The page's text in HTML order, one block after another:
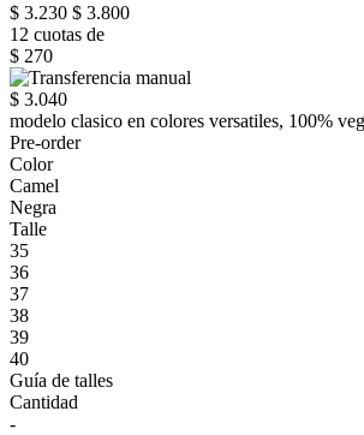
$ 3.230 $ 3.800
12 cuotas de
$ 270
$ 3.040
modelo clasico en colores versatiles, 100%
Pre-order
Color
Camel
Negra
Talle
35
36
37
38
39
40
Guía de talles
Cantidad
-